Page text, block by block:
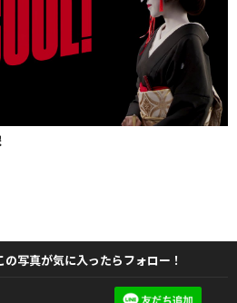
の写真が気に入ったらフォロー！